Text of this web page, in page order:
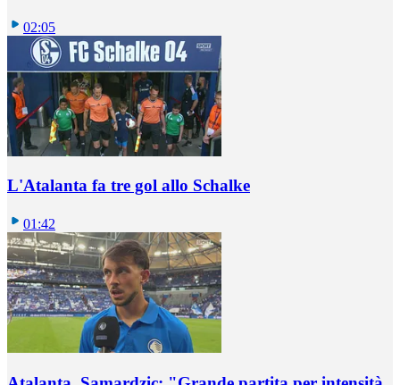
02:05
L'Atalanta fa tre gol allo Schalke
01:42